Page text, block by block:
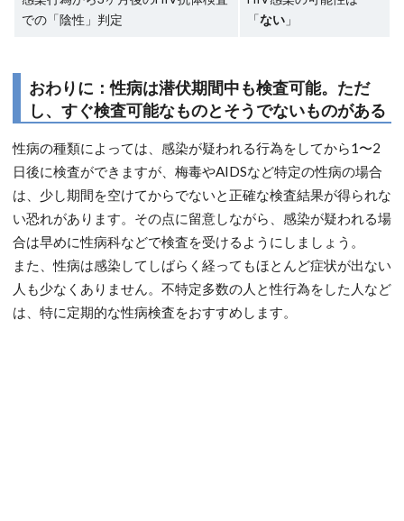
での「陰性」判定
「ない 」
おわりに：性病は潜伏期間中も検査可能。ただ
し、すぐ検査可能なものとそうでないものがある
性病の種類によっては、感染が疑われる行為をしてから1〜2
日後に検査ができますが、梅毒やAIDSなど特定の性病の場合
は、少し期間を空けてからでないと正確な検査結果が得られな
い恐れがあります。その点に留意しながら、感染が疑われる場
合は早めに性病科などで検査を受けるようにしましょう。
また、性病は感染してしばらく経ってもほとんど症状が出ない
人も少なくありません。不特定多数の人と性行為をした人など
は、特に定期的な性病検査をおすすめします。